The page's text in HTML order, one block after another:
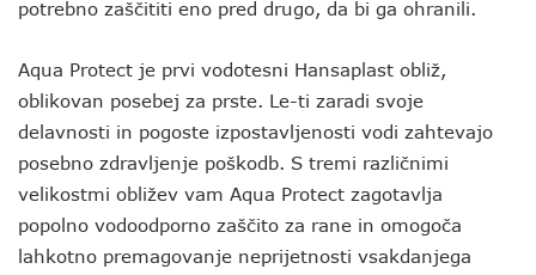
potrebno zaščititi eno pred drugo, da bi ga ohranili.
Aqua Protect je prvi vodotesni Hansaplast obliž,
oblikovan posebej za prste. Le-ti zaradi svoje
delavnosti in pogoste izpostavljenosti vodi zahtevajo
posebno zdravljenje poškodb. S tremi različnimi
velikostmi obližev vam Aqua Protect zagotavlja
popolno vodoodporno zaščito za rane in omogoča
lahkotno premagovanje neprijetnosti vsakdanjega